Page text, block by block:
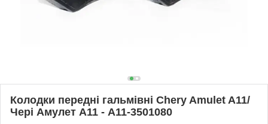
Колодки передні гальмівні Chery Amulet A11/
Чері Амулет А11 - A11-3501080